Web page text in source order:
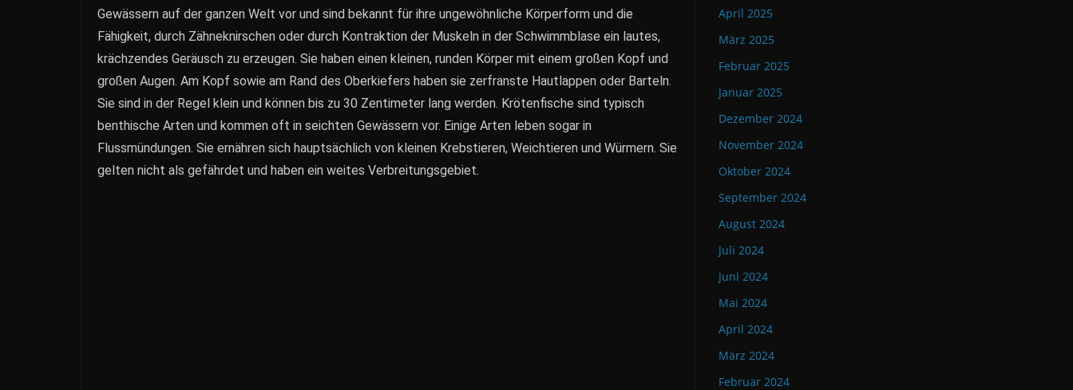
Gewässern auf der ganzen Welt vor und sind bekannt für ihre ungewöhnliche Körperform und die
Fähigkeit, durch Zähneknirschen oder durch Kontraktion der Muskeln in der Schwimmblase ein lautes,
krächzendes Geräusch zu erzeugen. Sie haben einen kleinen, runden Körper mit einem großen Kopf und
großen Augen. Am Kopf sowie am Rand des Oberkiefers haben sie zerfranste Hautlappen oder Barteln.
Sie sind in der Regel klein und können bis zu 30 Zentimeter lang werden. Krötenfische sind typisch
benthische Arten und kommen oft in seichten Gewässern vor. Einige Arten leben sogar in
Flussmündungen. Sie ernähren sich hauptsächlich von kleinen Krebstieren, Weichtieren und Würmern. Sie
gelten nicht als gefährdet und haben ein weites Verbreitungsgebiet.
April 2025
März 2025
Februar 2025
Januar 2025
Dezember 2024
November 2024
Oktober 2024
September 2024
August 2024
Juli 2024
Juni 2024
Mai 2024
April 2024
März 2024
Februar 2024